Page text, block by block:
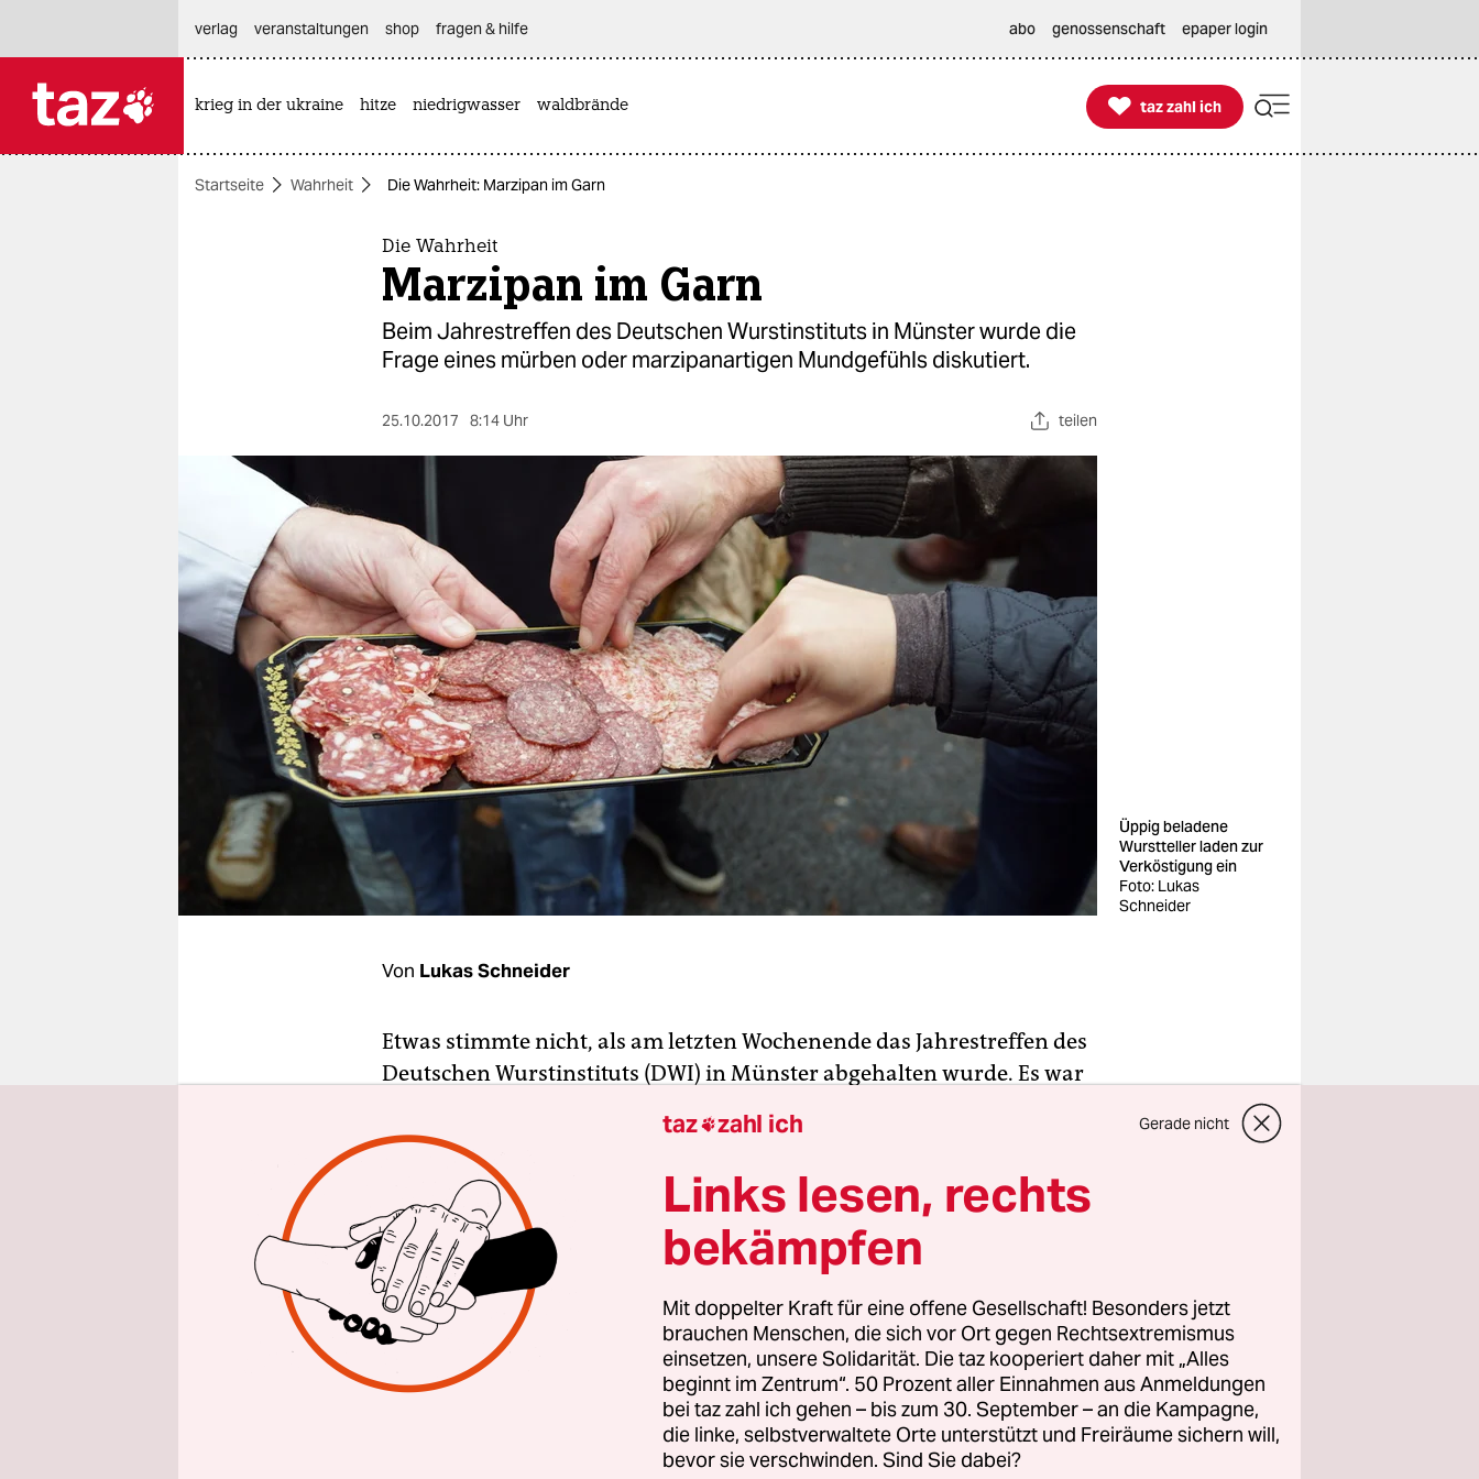
themen
nord
wahrheit
verlag
veranstaltungen
fragen & hilfe
unterstützen
abo
verlag
veranstaltungen shop fragen & hilfe abo genossenschaft epaper login
krieg in der ukraine hitze niedrigwasser waldbrände 
taz zahl ich
taz zahl ich
Startseite Wahrheit Die Wahrheit: Marzipan im Garn
Die Wahrheit
Marzipan im Garn
Beim Jahrestreffen des Deutschen Wurstinstituts in Münster wurde die
Frage eines mürben oder marzipanartigen Mundgefühls diskutiert.
25.10.2017 8:14 Uhr teilen
Üppig beladene
Wurstteller laden zur
Verköstigung ein
Foto: Lukas
Schneider
Von Lukas Schneider
Etwas stimmte nicht, als am letzten Wochenende das Jahrestreffen des
Deutschen Wurstinstituts (DWI) in Münster abgehalten wurde. Es war
offensichtlich aufs Gemüt schlug. Der Rücktritt ihres allseits verehrten
Präsidenten Roland Tauber im vergangenen Sommer saß den DWI-
Mitgliedern noch in den Knochen. Hinter den Kulissen war sogar die
Rede von einem offenen Bekenntnis zur Fleischlosigkeit einiger
Mitglieder.
Als sich gegen Mittag ein gutes Dutzend der angereisten DWI-
Mitglieder erwartungsvoll vor der vermeintlich besten Metzgerei
Münsters zur Wurstprobe einfand, hatte sich der neue DWI-Präsident
Dr. Alexander Yendell bereits in Interviews gegenüber Medien
rechtfertigen müssen, warum ausgerechnet in seinem Wurstinstitut
taz zahl ich Gerade nicht
Links lesen, rechts
bekämpfen
Mit doppelter Kraft für eine offene Gesellschaft! Besonders jetzt
brauchen Menschen, die sich vor Ort gegen Rechtsextremismus
einsetzen, unsere Solidarität. Die taz kooperiert daher mit „Alles
beginnt im Zentrum“. 50 Prozent aller Einnahmen aus Anmeldungen
bei taz zahl ich gehen – bis zum 30. September – an die Kampagne,
die linke, selbstverwaltete Orte unterstützt und Freiräume sichern will,
bevor sie verschwinden. Sind Sie dabei?